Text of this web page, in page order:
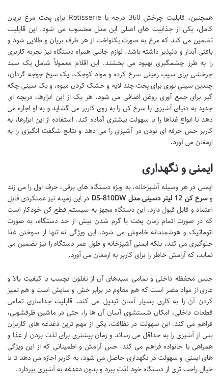
همچنین، قابلیت چرخش 360 درجه یا Rotisserie برای پخت مرغ بریان
کامل، یکی از جذابیت های اصلی این مدل محسوب می شود. این قابلیت
تضمین می کند که مرغ به صورت یکنواخت از هر طرف بریان و طلایی شود و
بافتی آبدار و دلپذیر داشته باشد. لوازم جانبی همراه دستگاه نیز تجربه کاربری
را به طرز چشمگیری بهبود می بخشند. این اقلام معمولاً شامل یک سبد
چرخشی برای سیب زمینی سرخ کرده و مواد کوچک، یک سیخ جوجه گردان،
چندین سینی توری برای پخت چند لایه و خشک کردن میوه، و یک سینی چکه
گیر برای جمع آوری روغن اضافی می شود. هر یک از این ابزارها، دریچه ای
جدید به دنیای آشپزی با سرخ کن را به روی کاربر می گشاید و به او اجازه می
دهد تا انواع غذاها را با سهولت بیشتری آماده کند. استفاده از این ابزارها، به
کاربر حس حرفه ای بودن در آشپزی را می دهد و نتایج شگفت انگیزی را به
ارمغان می آورد.
ایمنی و نگهداری
ایمنی در هر وسیله آشپزخانه، به ویژه دستگاه های برقی، حرف اول را می زند
وسرخ کن 12 لیتر دسینی مدل DS-810DW
در این زمینه نیز عملکردی قابل
اعتماد و قابل قبول دارد. این دستگاه مجهز به سیستم قطع کن خودکار است
که در صورت اتمام زمان پخت یا گرم شدن بیش از حد دستگاه، به صورت
اتوماتیک و هوشمندانه خاموش می شود. این ویژگی نه تنها از سوختن غذا
جلوگیری می کند، بلکه ایمنی آشپزخانه و طول عمر دستگاه را نیز تضمین می
نماید، که آرامش خاطر را برای کاربر به ارمغان می آورد.
جنس محفظه داخلی و تمامی سبدهای آن از تفلون نچسب با کیفیت بالا و
عاری از مواد مضر است که هم مقاوم در برابر خش و سایش است و هم تمیز
کردن آن را به کاری بسیار آسان تبدیل می کند. قابلیت جداسازی تمامی
قطعات داخلی، امکان شستشوی آسان آن ها را، حتی در ماشین ظرفشویی،
فراهم می کند. این سهولت در نظافت، یکی از مهم ترین دغدغه های کاربران
پس از آشپزی را به حداقل می رساند و زمان بیشتری برای لذت بردن از غذا و
همراهی با خانواده فراهم می کند. حس آرامش و اطمینانی که از این ویژگی
های ایمنی و سهولت در نگهداری حاصل می شود، به کاربر اجازه می دهد تا با
خیال راحت تری از دستگاه خود لذت ببرد و بدون دغدغه به آشپزی بپردازد.